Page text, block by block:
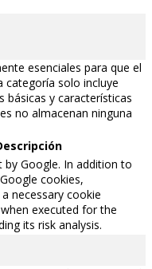
esenciales para que el
categoría solo incluye
básicas y características
no almacenan ninguna
by Google. In addition to
cookies,
necessary cookie
when executed for the
its risk analysis.